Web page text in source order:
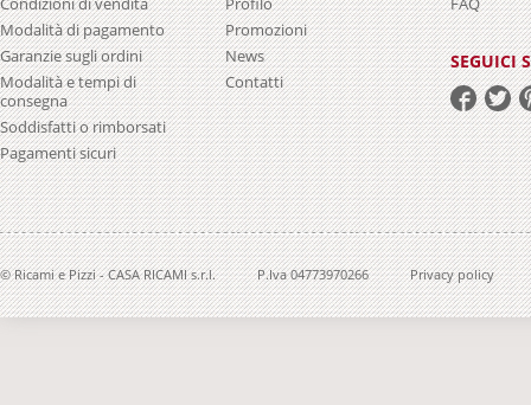
Modalità di pagamento
Garanzie sugli ordini
Modalità e tempi di
consegna
Soddisfatti o rimborsati
Pagamenti sicuri
Promozioni
News
Contatti
SEGUICI
© Ricami e Pizzi - CASA RICAMI s.r.l. P.Iva 04773970266 Privacy policy